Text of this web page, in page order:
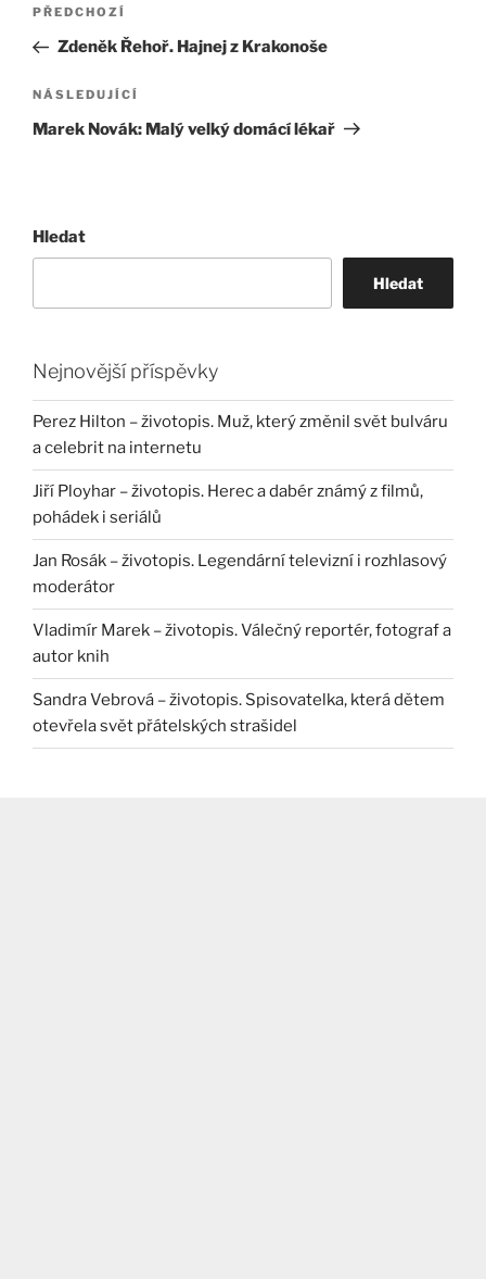
příspěvek
Předchozí
příspěvek
PŘEDCHOZÍ
Zdeněk Řehoř. Hajnej z Krakonoše
Následující
příspěvek
NÁSLEDUJÍCÍ
Marek Novák: Malý velký domácí lékař
Hledat
Hledat
Nejnovější příspěvky
Perez Hilton – životopis. Muž, který změnil svět bulváru
a celebrit na internetu
Jiří Ployhar – životopis. Herec a dabér známý z filmů,
pohádek i seriálů
Jan Rosák – životopis. Legendární televizní i rozhlasový
moderátor
Vladimír Marek – životopis. Válečný reportér, fotograf a
autor knih
Sandra Vebrová – životopis. Spisovatelka, která dětem
otevřela svět přátelských strašidel